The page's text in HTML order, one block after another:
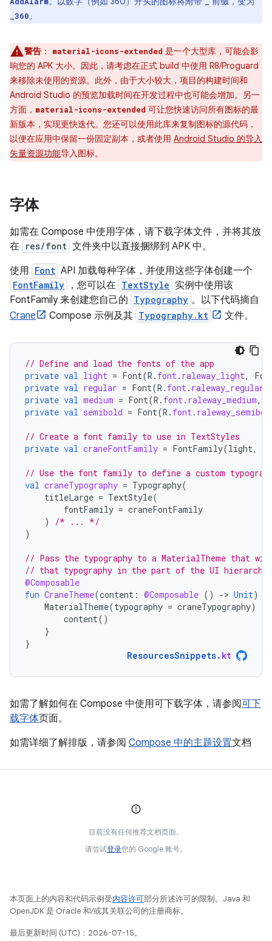
_360。
警告 ： material-icons-extended 是一个大型库，可能会影
响您的 APK 大小。因此，请考虑在正式 build 中使用 R8/Proguard
来移除未使用的资源。此外，由于大小较大，项目的构建时间和
Android Studio 的预览加载时间在开发过程中也可能会增加。另一
方面， material-icons-extended 可让您快速访问所有图标的最
新版本，实现更快迭代。您还可以使用此库来复制图标的源代码，
以便在应用中保留一份固定副本，或者使用 Android Studio 的导入
矢量资源功能导入图标。
字体
如需在 Compose 中使用字体，请下载字体文件，并将其放
在 res/font 文件夹中以直接捆绑到 APK 中。
使用 Font API 加载每种字体，并使用这些字体创建一个
FontFamily ，您可以在 TextStyle 实例中使用该
FontFamily 来创建您自己的 Typography 。以下代码摘自
Crane
Compose 示例及其 Typography.kt 文件。
// Define and load the fonts of the app
private val light = Font(R . font. raleway_light,
private val regular = Font(R . font. raleway_regular
private val medium = Font(R . font. raleway_medium,
private val semibold = Font(R . font.
// Create a font family to use in TextStyles
private val craneFontFamily = FontFamily(light,
// Use the font family to define a custom
val craneTypography = Typography(
titleLarge = TextStyle(
fontFamily = craneFontFamily
)
/* ... */
)
// Pass the typography to a MaterialTheme that
// that typography in the part of the UI hierarchy
@Composable
fun CraneTheme(content : @Composable () -> Unit)
MaterialTheme(typography = craneTypography)
content()
}
}
ResourcesSnippets. kt
如需了解如何在 Compose 中使用可下载字体，请参阅可下
载字体页面。
如需详细了解排版，请参阅 Compose 中的主题设置文档
目前没有任何推荐文档页面。
请尝试登录您的 Google 账号。
本页面上的内容和代码示例受内容许可部分所述许可的限制。Java 和
OpenJDK 是 Oracle 和/或其关联公司的注册商标。
最后更新时间 (UTC)：2026-07-15。